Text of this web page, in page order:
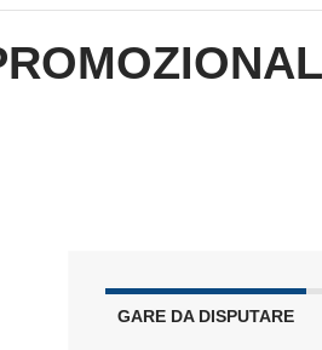
GARE DA DISPUTARE